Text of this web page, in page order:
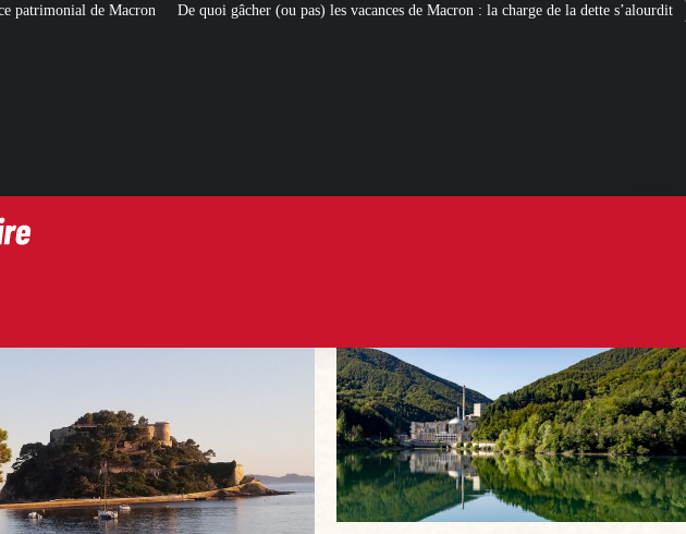
De quoi gâcher (ou pas) les vacances de Macron : la charge de la dette s’alourdit Newcleo, la PME franco-